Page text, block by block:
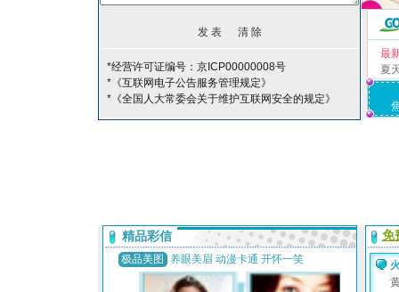
*经营许可证编号：京ICP00000008号
*《互联网电子公告服务管理规定》
*《全国人大常委会关于维护互联网安全的规定》
最
夏